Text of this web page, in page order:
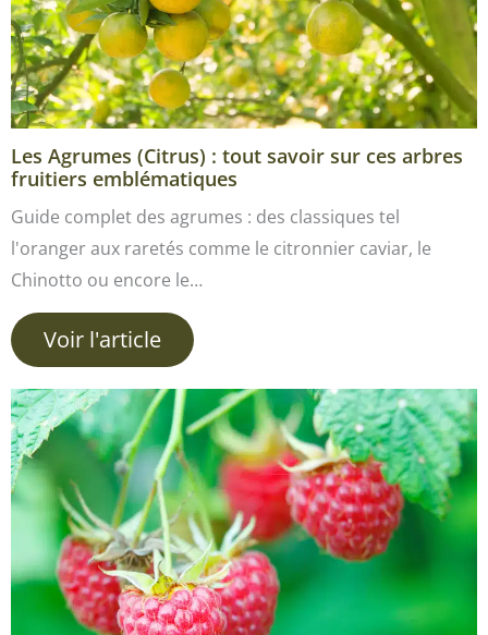
Les Agrumes (Citrus) : tout savoir sur ces arbres
fruitiers emblématiques
Guide complet des agrumes : des classiques tel
l'oranger aux raretés comme le citronnier caviar, le
Chinotto ou encore le…
Voir l'article